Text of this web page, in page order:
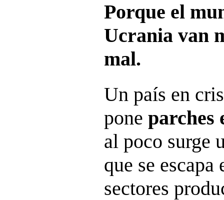
Porque el
Ucrania van
mal.
Un país en
pone parches
al poco surge
que se
sectores